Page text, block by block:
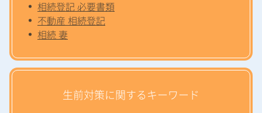
相続登記 必要書類
不動産 相続登記
相続 妻
生前対策に関するキーワード